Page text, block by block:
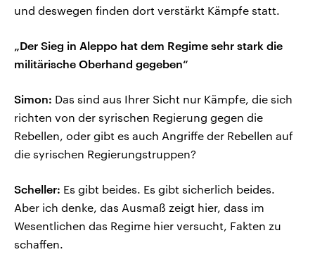
und deswegen finden dort verstärkt Kämpfe statt.
„Der Sieg in Aleppo hat dem Regime sehr stark die
militärische Oberhand gegeben“
Simon: Das sind aus Ihrer Sicht nur Kämpfe, die sich
richten von der syrischen Regierung gegen die
Rebellen, oder gibt es auch Angriffe der Rebellen auf
die syrischen Regierungstruppen?
Scheller: Es gibt beides. Es gibt sicherlich beides.
Aber ich denke, das Ausmaß zeigt hier, dass im
Wesentlichen das Regime hier versucht, Fakten zu
schaffen.